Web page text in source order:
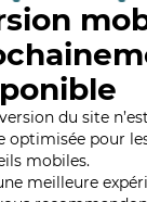
du site
optimisée pour
mobiles.
meilleure